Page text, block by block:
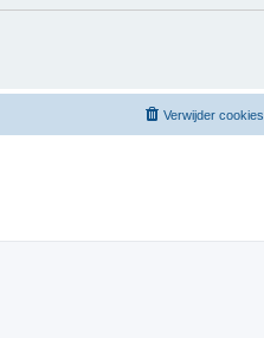
Verwijder cookies